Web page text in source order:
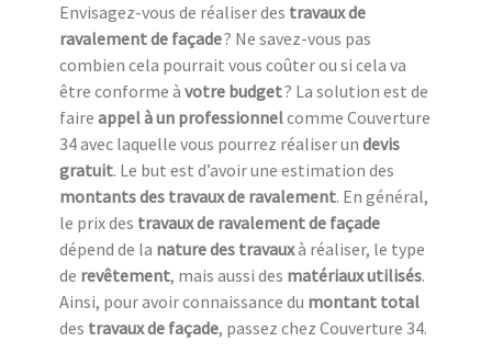
Envisagez-vous de réaliser des travaux de
ravalement de façade? Ne savez-vous pas
combien cela pourrait vous coûter ou si cela va
être conforme à votre budget? La solution est de
faire appel à un professionnelcomme Couverture
34 avec laquelle vous pourrez réaliser un devis
gratuit. Le but est d’avoir une estimation des
montants des travaux de ravalement. En général,
le prix des travaux de ravalement de façade
dépend de la nature des travauxà réaliser, le type
de revêtement, mais aussi des matériaux utilisés.
Ainsi, pour avoir connaissance du montant total
des travaux de façade, passez chez Couverture 34.